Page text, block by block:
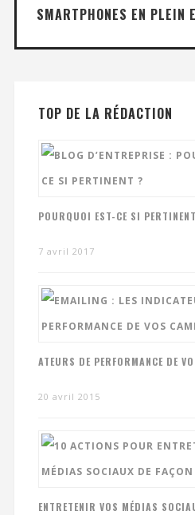
SMARTPHONES EN PLEIN
TOP DE LA RÉDACTION
POURQUOI EST-CE SI
7 avril 2017
ATEURS DE PERFORMANCE DE
20 avril 2015
ENTRETENIR VOS MÉDIAS